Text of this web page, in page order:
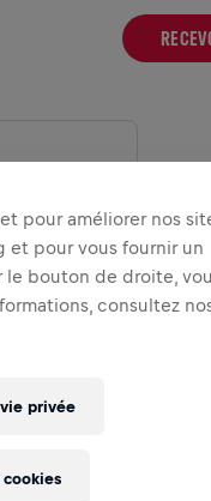
pour améliorer nos
et pour vous fournir un
le bouton de droite,
consultez
privée